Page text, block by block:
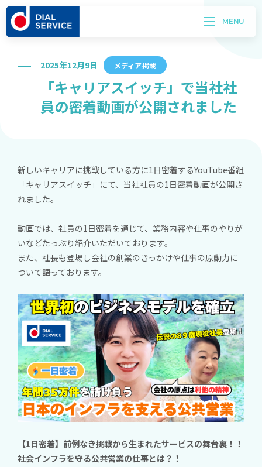
2025年12月9日 メディア掲載
「キャリアスイッチ」で当社社
員の密着動画が公開されました
新しいキャリアに挑戦している方に1日密着するYouTube番組
「キャリアスイッチ」にて、当社社員の1日密着動画が公開さ
れました。
動画では、社員の1日密着を通じて、業務内容や仕事のやりが
いなどたっぷり紹介いただいております。
また、社長も登場し会社の創業のきっかけや仕事の原動力に
ついて語っております。
【1日密着】前例なき挑戦から生まれたサービスの舞台裏！！
社会インフラを守る公共営業の仕事とは？！